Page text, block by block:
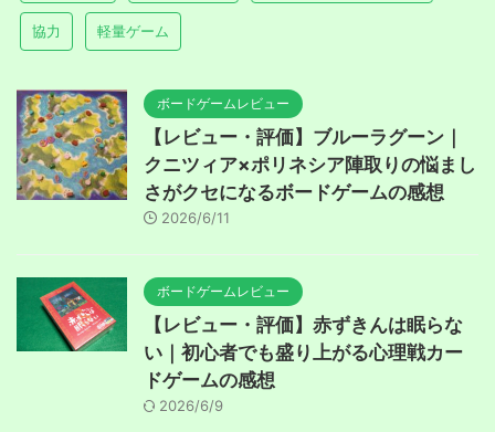
協力 軽量ゲーム
ボードゲームレビュー
【レビュー・評価】ブルーラグーン｜
クニツィア×ポリネシア陣取りの悩まし
さがクセになるボードゲームの感想
2026/6/11
ボードゲームレビュー
【レビュー・評価】赤ずきんは眠らな
い｜初心者でも盛り上がる心理戦カー
ドゲームの感想
2026/6/9